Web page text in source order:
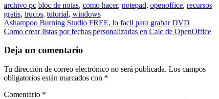
archivo pc bloc de notas, como hacer, notepad, openoffice, recursos
gratis, trucos, tutorial, windows
Navegación
de
entradas
Ashampoo Burning Studio FREE, lo facil para grabar DVD
Como crear listas por fechas personalizadas en Calc de OpenOffice
Deja un comentario
Tu dirección de correo electrónico no será publicada. Los campos
obligatorios están marcados con *
Comentario *